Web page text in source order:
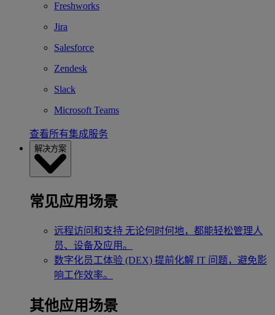
Freshworks
Jira
Salesforce
Zendesk
Slack
Microsoft Teams
查看所有集成服务
解决方案
常见应用场景
远程访问和支持 无论何时何地，都能轻松管理人
员、设备及应用。
数字化员工体验 (DEX) 提前化解 IT 问题，避免影
响工作效率。
其他应用场景